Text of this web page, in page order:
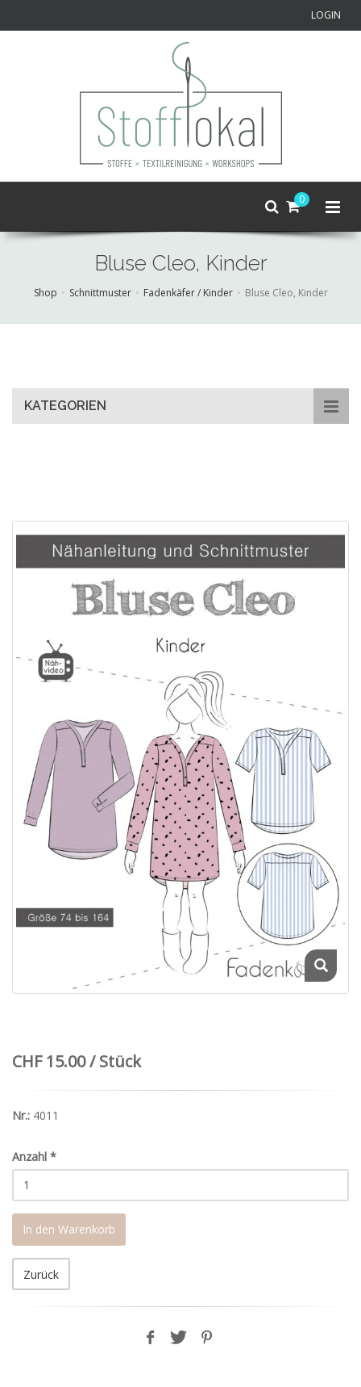
LOGIN
0
Bluse Cleo, Kinder
Shop Schnittmuster Fadenkäfer / Kinder Bluse Cleo, Kinder
KATEGORIEN
CHF 15.00 / Stück
Nr.: 4011
Anzahl *
In den Warenkorb
Zurück